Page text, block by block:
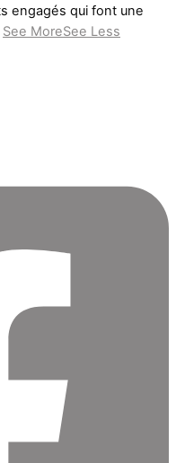
engagés qui font une
See MoreSee Less